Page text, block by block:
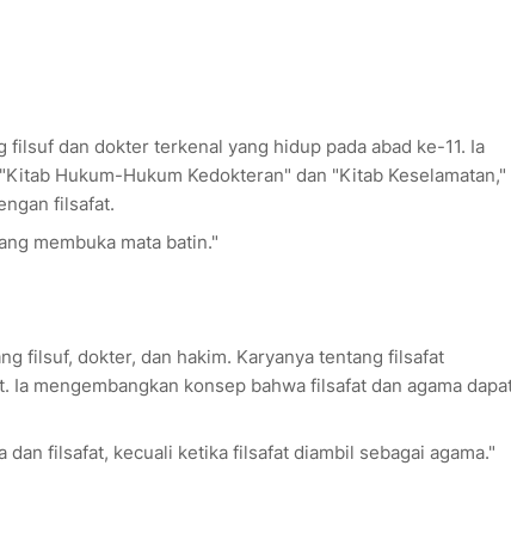
filsuf dan dokter terkenal yang hidup pada abad ke-11. Ia
Hukum-Hukum Kedokteran" dan "Kitab Keselamatan,"
filsafat.
membuka mata batin."
filsuf, dokter, dan hakim. Karyanya tentang filsafat
mengembangkan konsep bahwa filsafat dan agama
dan filsafat, kecuali ketika filsafat diambil sebagai agama."